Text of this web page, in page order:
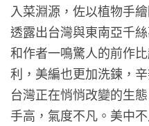
入菜淵源，佐以植物手
透露出台灣與東南亞千
和作者一鳴驚人的前作
利，美編也更加洗鍊，
台灣正在悄悄改變的生
手高，氣度不凡。美中